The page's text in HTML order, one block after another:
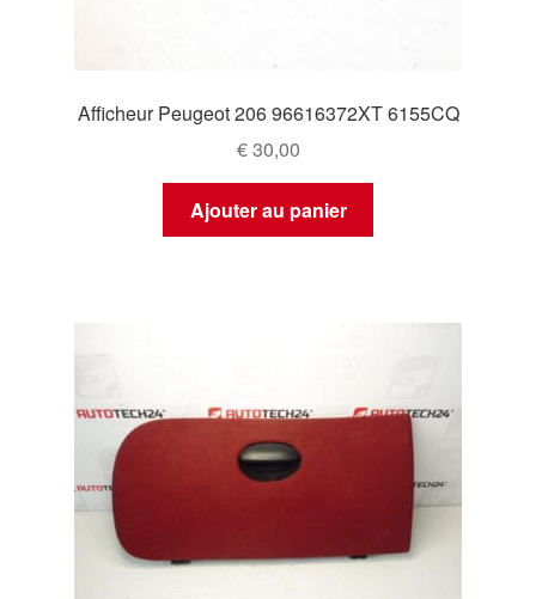
Afficheur Peugeot 206 96616372XT 6155CQ
€30,00
Ajouter au panier